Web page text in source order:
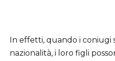
In effetti, quando i coniugi
nazionalità, i loro figli